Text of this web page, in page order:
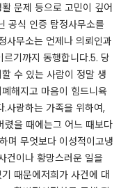
문제 등으로 고민이 깊어
공식 인증 탐정사무소를
사무소는 언제나 의뢰인과
기까지 동행합니다.​​​5. 당
수 있는 사람이 정말 생
해지고 마음이 힘드니육
사랑하는 가족을 위하여,
렸을 때에는그 어느 때보다
며 무엇보다 이성적이고냉
건이나 황망스러운 일을
때문에저희가 사건에 대